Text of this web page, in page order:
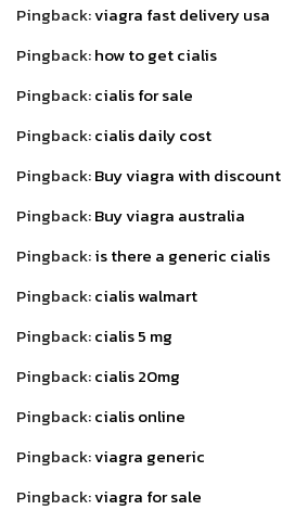
Pingback:viagra fast delivery usa
Pingback:how to get cialis
Pingback:cialis for sale
Pingback:cialis daily cost
Pingback:Buy viagra with discount
Pingback:Buy viagra australia
Pingback:is there a generic cialis
Pingback:cialis walmart
Pingback:cialis 5 mg
Pingback:cialis 20mg
Pingback:cialis online
Pingback:viagra generic
Pingback:viagra for sale